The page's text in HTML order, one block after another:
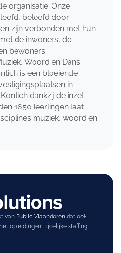
organisatie. Onze
beleefd door
zijn verbonden met hun
de inwoners, de
bewoners.
Woord en Dans
is een bloeiende
in
dankzij de inzet
1650 leerlingen laat
muziek, woord en
van Public Vlaanderendat ook
opleidingen, tijdelijke staffing